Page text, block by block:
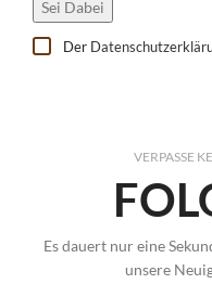
Der
VERPASSE
Es dauert nur eine
unsere